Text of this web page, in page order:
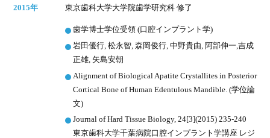
2015年 東京歯科大学大学院歯学研究科 修了
歯学博士学位受領 (口腔インプラント学)
岩田優行, 松永智, 森岡俊行, 中野貴由, 阿部伸一,吉成
正雄, 矢島安朝
Alignment of Biological Apatite Crystallites in Posterior
Cortical Bone of Human Edentulous Mandible. (学位論
文)
Journal of Hard Tissue Biology, 24[3](2015) 235-240
東京歯科大学千葉病院口腔インプラント学講座 レジ